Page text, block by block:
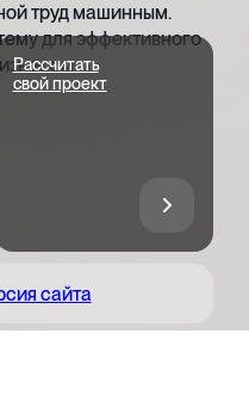
Рассчитать
свой проект
сайта
труд машинным.
для эффективного